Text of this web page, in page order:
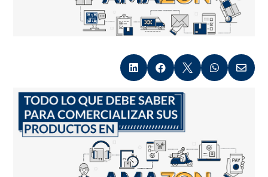
    